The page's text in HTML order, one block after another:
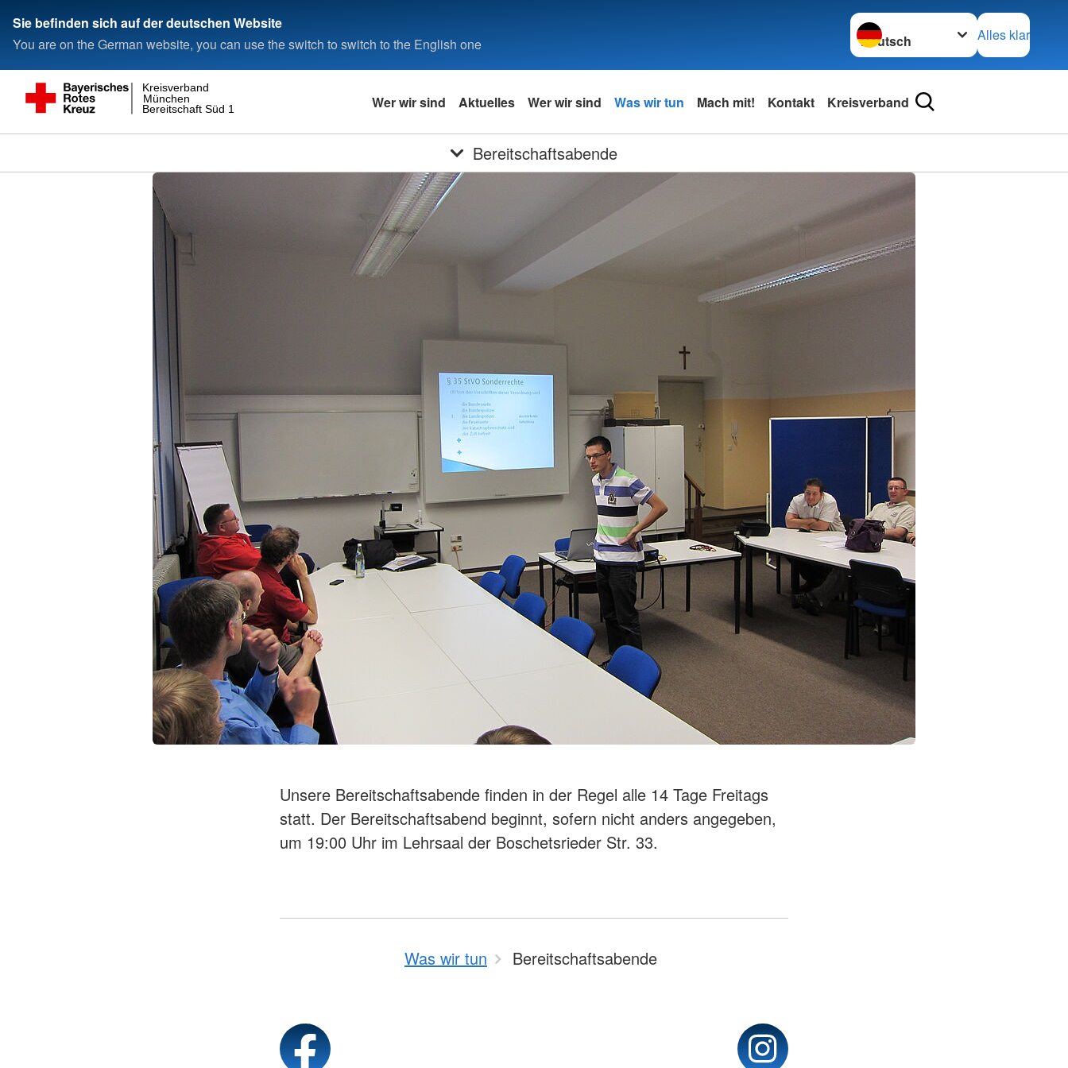
Sie befinden sich auf der deutschen Website
You are on the German website, you can use the switch to switch to the English one
Sprache wechseln zu
Alles klar
Bereitschaft Süd 1
München
Kreisverband
Wer wir sind Aktuelles Wer wir sind Was wir tun Mach mit! Kontakt Kreisverband
Bereitschaftsabende
Unsere Bereitschaftsabende finden in der Regel alle 14 Tage Freitags
statt. Der Bereitschaftsabend beginnt, sofern nicht anders angegeben,
um 19:00 Uhr im Lehrsaal der Boschetsrieder Str. 33.
Was wir tun Bereitschaftsabende